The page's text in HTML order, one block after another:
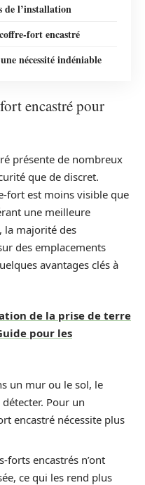
de l’installation
fort encastré
nécessité indéniable
encastré pour
présente de nombreux
que de discret.
fort est moins visible que
une meilleure
la majorité des
des emplacements
avantages clés à
de la prise de terre
pour les
un mur ou le sol, le
Pour un
encastré nécessite plus
forts encastrés n’ont
ce qui les rend plus